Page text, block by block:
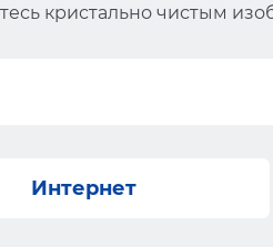
кристально чистым
Интернет